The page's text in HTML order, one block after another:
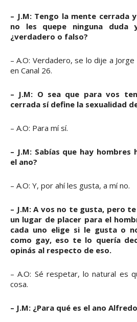
– J.M: Tengo la mente cerrada
no les quepe ninguna duda
¿verdadero o falso?
– A.O: Verdadero, se lo dije a
en Canal 26.
– J.M: O sea que para vos
cerrada sí define la sexualidad
– A.O: Para mí sí.
– J.M: Sabías que hay
el ano?
– A.O: Y, por ahí les gusta, a mí no.
– J.M: A vos no te gusta, pero
un lugar de placer para el
cada uno elige si le gusta o
como gay, eso te lo quería
opinás al respecto de eso.
– A.O: Sé respetar, lo natural es
cosa.
– J.M: ¿Para qué es el ano